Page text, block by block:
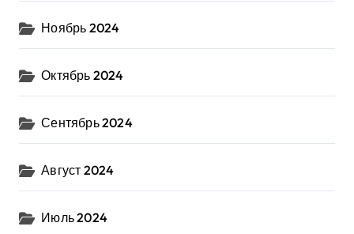
Ноябрь 2024
Октябрь 2024
Сентябрь 2024
Август 2024
Июль 2024